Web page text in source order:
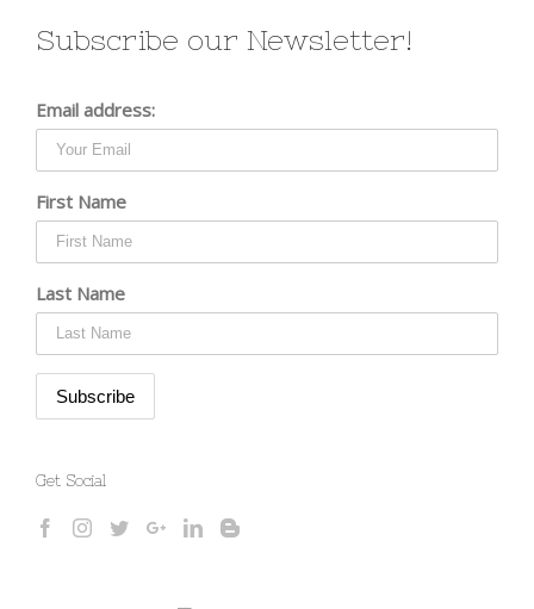
Subscribe our Newsletter!
Email address:
First Name
Last Name
Get Social